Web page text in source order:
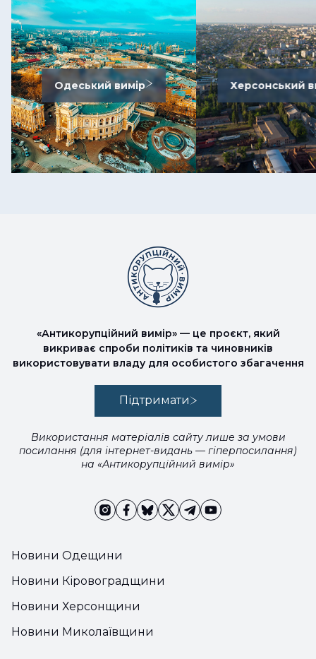
Одеський вимір Херсонський
Новини Одещини
Новини Кіровоградщини
Новини Херсонщини
Новини Миколаївщини
«Антикорупційний вимір» — це проєкт, який
викриває спроби політиків та чиновників
використовувати владу для особистого збагачення
Підтримати
Використання матеріалів сайту лише за умови
посилання (для інтернет-видань — гіперпосилання)
на «Антикорупційний вимір»